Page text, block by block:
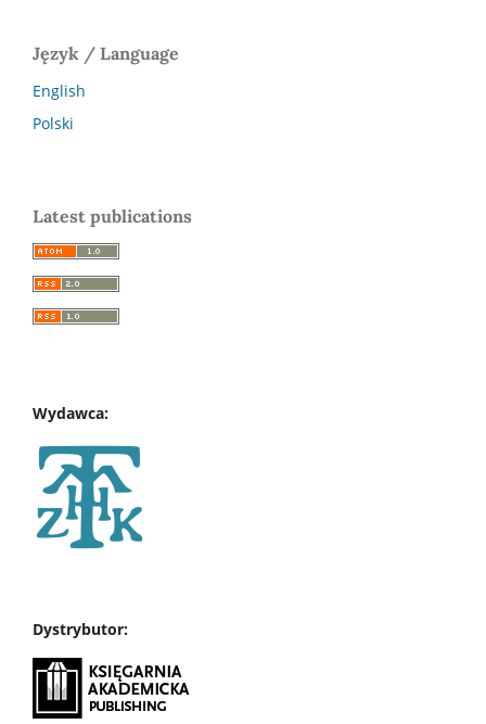
Język / Language
English
Polski
Latest publications
Wydawca:
Dystrybutor: